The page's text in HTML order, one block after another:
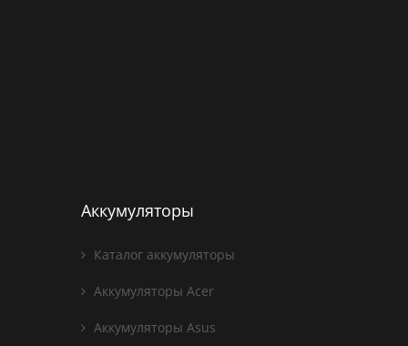
Аккумуляторы
Каталог аккумуляторы
Аккумуляторы Acer
Аккумуляторы Asus